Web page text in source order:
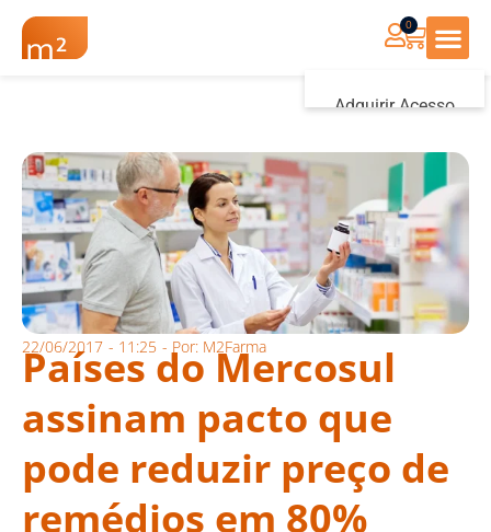
Adquirir Acesso
0
22/06/2017 - 11:25 - Por: M2Farma
Países do Mercosul
assinam pacto que
pode reduzir preço de
remédios em 80%